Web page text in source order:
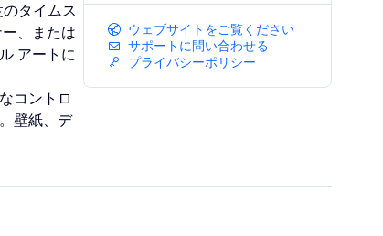
タイムス
、または
アートに
コントロ
壁紙、デ
ウェブサイトをご覧ください
サポートに問い合わせる
プライバシーポリシー